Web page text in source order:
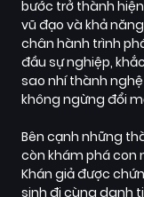
bước trở thành
vũ đạo và khả
chân hành trình
đầu sự nghiệp,
sao nhí thành
không ngừng đổi
Bên cạnh những
còn khám phá con
Khán giả được
sinh đi cùng danh